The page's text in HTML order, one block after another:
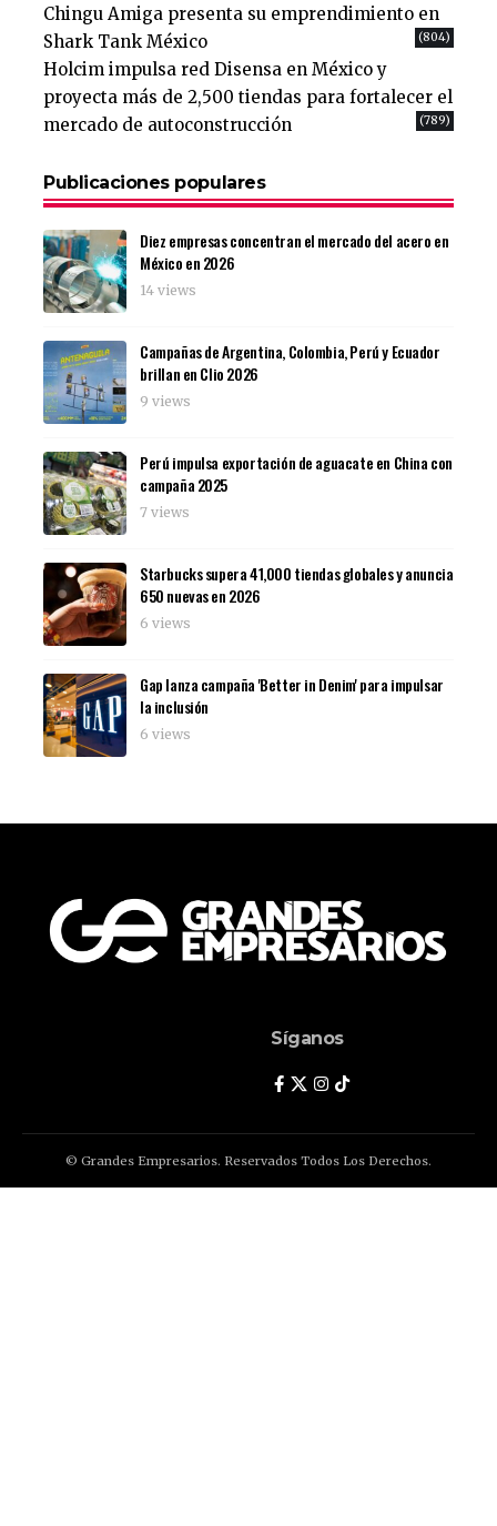
Chingu Amiga presenta su emprendimiento en
Shark Tank México
(804)
Holcim impulsa red Disensa en México y
proyecta más de 2,500 tiendas para fortalecer el
mercado de autoconstrucción
(789)
Publicaciones populares
Diez empresas concentran el mercado del acero en
México en 2026
14 views
Campañas de Argentina, Colombia, Perú y Ecuador
brillan en Clio 2026
9 views
Perú impulsa exportación de aguacate en China con
campaña 2025
7 views
Starbucks supera 41,000 tiendas globales y anuncia
650 nuevas en 2026
6 views
Gap lanza campaña 'Better in Denim' para impulsar
la inclusión
6 views
Síganos
© Grandes Empresarios. Reservados Todos Los Derechos.